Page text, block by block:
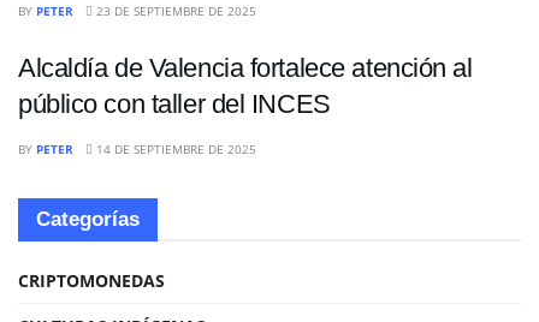
BY PETER 23 DE SEPTIEMBRE DE 2025
Alcaldía de Valencia fortalece atención al
público con taller del INCES
BY PETER 14 DE SEPTIEMBRE DE 2025
Categorías
CRIPTOMONEDAS